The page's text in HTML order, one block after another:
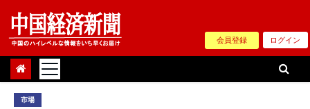
Skip
content
会員登録 ログイン
市場